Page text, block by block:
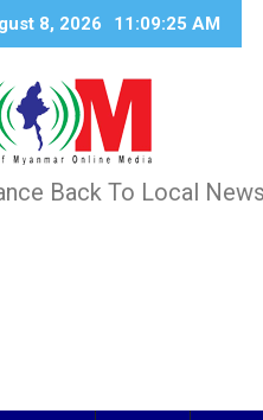
8, 2026 11:09:26 AM
Back To Local News